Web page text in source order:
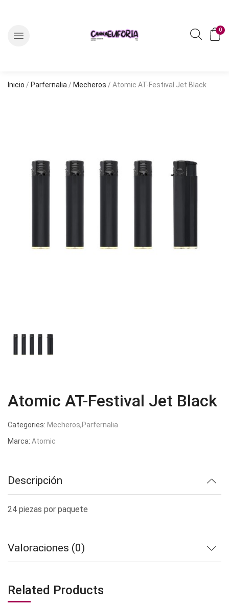
0
Inicio / Parfernalia / Mecheros / Atomic AT-Festival Jet Black
Atomic AT-Festival Jet Black
Categories: Mecheros,Parfernalia
Marca: Atomic
Descripción
24 piezas por paquete
Valoraciones (0)
Related Products